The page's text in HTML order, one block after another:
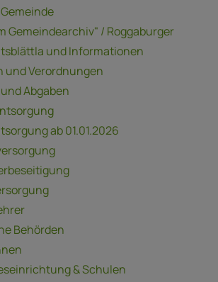
Gemeindearchiv" / Roggaburger
und Informationen
und Verordnungen
Abgaben
ab 01.01.2026
Behörden
& Schulen